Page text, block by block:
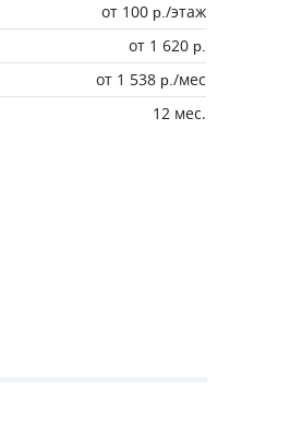
от 100 р./этаж
от 1 620 р.
от 1 538 р./мес
12 мес.